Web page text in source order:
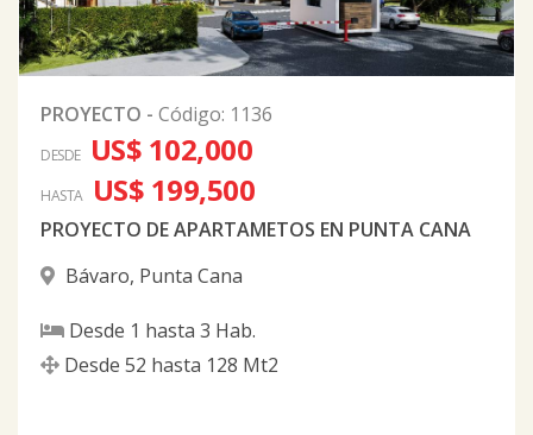
PROYECTO - Código: 1136
DESDE US$ 102,000
HASTA US$ 199,500
PROYECTO DE APARTAMETOS EN PUNTA CANA
Bávaro, Punta Cana
Desde 1 hasta 3 Hab.
Desde 52 hasta 128 Mt2